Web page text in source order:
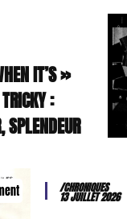
IT’S
:
!
/CHRONIQUES
13 JUILLET 2026